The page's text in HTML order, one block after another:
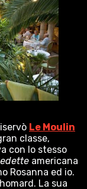
Le Moulin
classe,
con lo stesso
americana
Rosanna ed io.
La sua